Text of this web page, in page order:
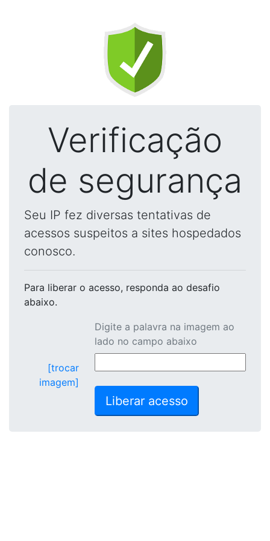
Verificação
de segurança
Seu IP fez diversas tentativas de
acessos suspeitos a sites hospedados
conosco.
Para liberar o acesso, responda ao desafio
abaixo.
[trocar
imagem]
Digite a palavra na imagem ao
lado no campo abaixo